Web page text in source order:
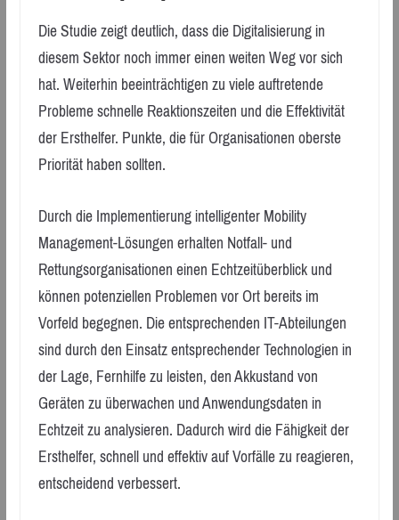
Die Studie zeigt deutlich, dass die Digitalisierung in
diesem Sektor noch immer einen weiten Weg vor sich
hat. Weiterhin beeinträchtigen zu viele auftretende
Probleme schnelle Reaktionszeiten und die Effektivität
der Ersthelfer. Punkte, die für Organisationen oberste
Priorität haben sollten.
Durch die Implementierung intelligenter Mobility
Management-Lösungen erhalten Notfall- und
Rettungsorganisationen einen Echtzeitüberblick und
können potenziellen Problemen vor Ort bereits im
Vorfeld begegnen. Die entsprechenden IT-Abteilungen
sind durch den Einsatz entsprechender Technologien in
der Lage, Fernhilfe zu leisten, den Akkustand von
Geräten zu überwachen und Anwendungsdaten in
Echtzeit zu analysieren. Dadurch wird die Fähigkeit der
Ersthelfer, schnell und effektiv auf Vorfälle zu reagieren,
entscheidend verbessert.